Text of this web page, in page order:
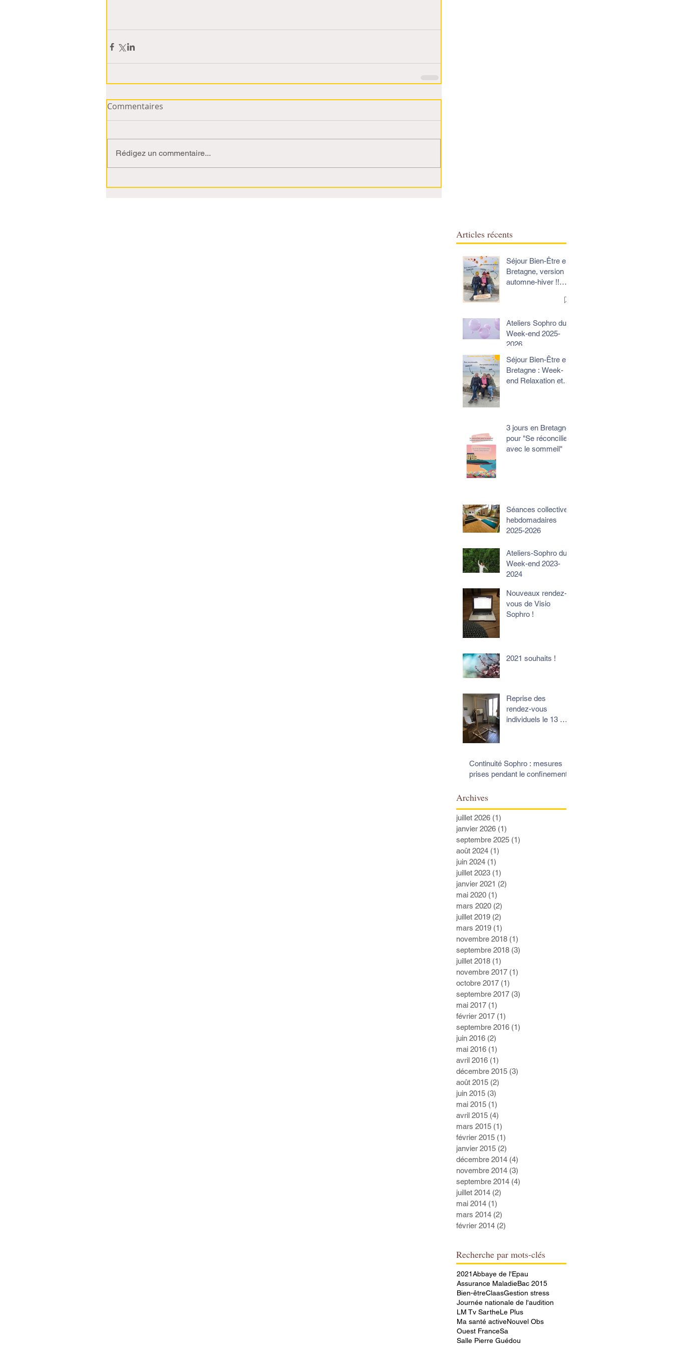
Commentaires
Rédigez un commentaire...
Articles récents
Séjour Bien-Être en
Bretagne, version
automne-hiver !!
Relaxation et Gaieté
Ateliers Sophro du
Week-end 2025-
2026
Séjour Bien-Être en
Bretagne : Week-
end Relaxation et
3 jours en Bretagne
pour "Se réconcilier
avec le sommeil"
Séances collectives
hebdomadaires
2025-2026
Ateliers-Sophro du
Week-end 2023-
2024
Nouveaux rendez-
vous de Visio
Sophro !
2021 souhaits !
Reprise des
rendez-vous
individuels le 13 mai
Continuité Sophro : mesures
prises pendant le confinement
Archives
juillet 2026 (1)
janvier 2026 (1)
septembre 2025 (1)
août 2024 (1)
juin 2024 (1)
juillet 2023 (1)
janvier 2021 (2)
mai 2020 (1)
mars 2020 (2)
juillet 2019 (2)
mars 2019 (1)
novembre 2018 (1)
septembre 2018 (3)
juillet 2018 (1)
novembre 2017 (1)
octobre 2017 (1)
septembre 2017 (3)
mai 2017 (1)
février 2017 (1)
septembre 2016 (1)
juin 2016 (2)
mai 2016 (1)
avril 2016 (1)
décembre 2015 (3)
août 2015 (2)
juin 2015 (3)
mai 2015 (1)
avril 2015 (4)
mars 2015 (1)
février 2015 (1)
janvier 2015 (2)
décembre 2014 (4)
novembre 2014 (3)
septembre 2014 (4)
juillet 2014 (2)
mai 2014 (1)
mars 2014 (2)
février 2014 (2)
Recherche par mots-clés
2021Abbaye de l'Epau
Assurance MaladieBac 2015
Bien-êtreClaasGestion stress
Journée nationale de l'audition
LM Tv SartheLe Plus
Ma santé activeNouvel Obs
Ouest FranceSa
Salle Pierre Guédou